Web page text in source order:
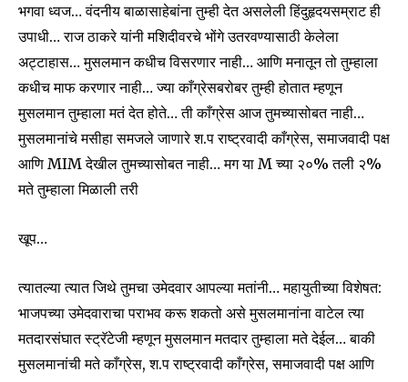
भगवा ध्वज… वंदनीय बाळासाहेबांना तुम्ही देत असलेली हिंदुहृदयसम्राट ही
उपाधी… राज ठाकरे यांनी मशिदीवरचे भोंगे उतरवण्यासाठी केलेला
अट्टाहास… मुसलमान कधीच विसरणार नाही… आणि मनातून तो तुम्हाला
कधीच माफ करणार नाही… ज्या काँग्रेसबरोबर तुम्ही होतात म्हणून
मुसलमान तुम्हाला मतं देत होते… ती काँग्रेस आज तुमच्यासोबत नाही…
मुसलमानांचे मसीहा समजले जाणारे श.प राष्ट्रवादी काँग्रेस, समाजवादी पक्ष
आणि MIM देखील तुमच्यासोबत नाही… मग या M च्या २०% तली २%
मते तुम्हाला मिळाली तरी
खूप…
त्यातल्या त्यात जिथे तुमचा उमेदवार आपल्या मतांनी… महायुतीच्या विशेषत:
भाजपच्या उमेदवाराचा पराभव करू शकतो असे मुसलमानांना वाटेल त्या
मतदारसंघात स्ट्रॅटेजी म्हणून मुसलमान मतदार तुम्हाला मते देईल… बाकी
मुसलमानांची मते काँग्रेस, श.प राष्ट्रवादी काँग्रेस, समाजवादी पक्ष आणि